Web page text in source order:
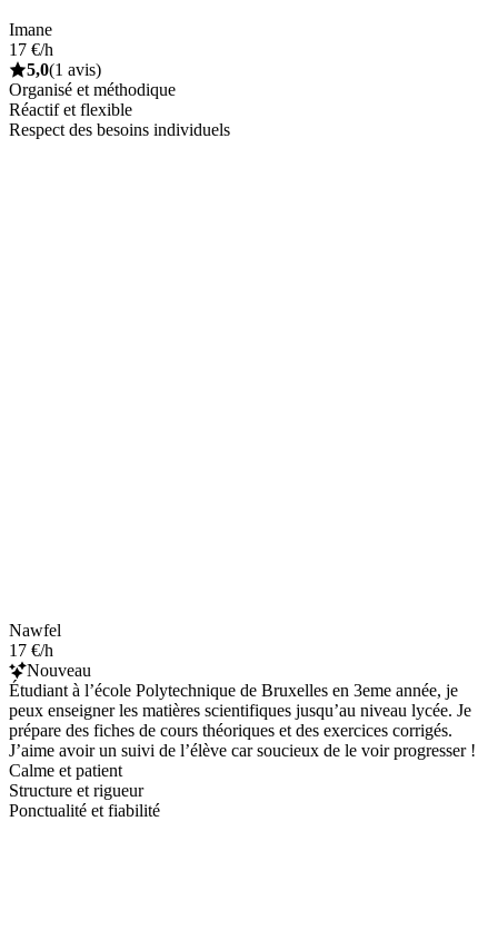
Imane
17 €/h
5,0(1 avis)
Organisé et méthodique
Réactif et flexible
Respect des besoins individuels
Nawfel
17 €/h
Nouveau
Étudiant à l’école Polytechnique de Bruxelles en 3eme année, je
peux enseigner les matières scientifiques jusqu’au niveau lycée. Je
prépare des fiches de cours théoriques et des exercices corrigés.
J’aime avoir un suivi de l’élève car soucieux de le voir progresser !
Calme et patient
Structure et rigueur
Ponctualité et fiabilité